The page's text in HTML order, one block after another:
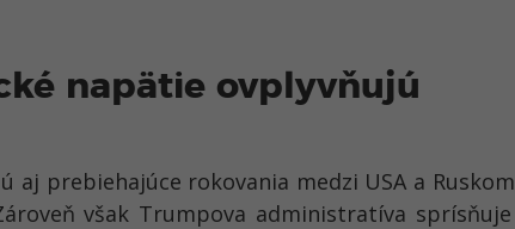
napätie ovplyvňujú
aj prebiehajúce rokovania medzi USA a Ruskom
však Trumpova administratíva sprísňuje